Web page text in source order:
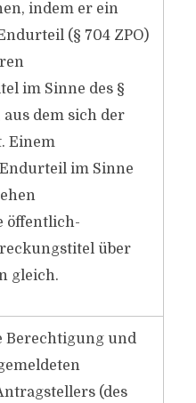
indem er ein
(§ 704 ZPO)
im Sinne des §
aus dem sich der
Einem
im Sinne
öffentlich-
über
gleich.
Berechtigung und
(des